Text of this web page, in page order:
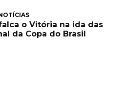
o Vitória na ida das
da Copa do Brasil